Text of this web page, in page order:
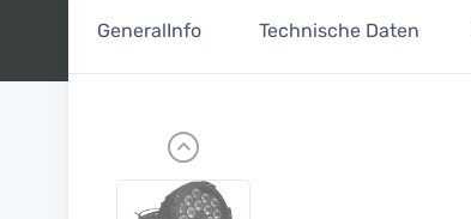
GeneralInfo Technische Daten
Previous